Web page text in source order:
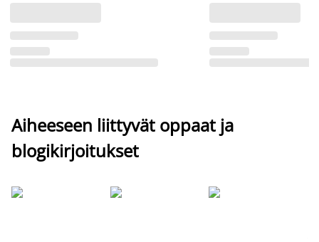
Aiheeseen liittyvät oppaat ja
blogikirjoitukset